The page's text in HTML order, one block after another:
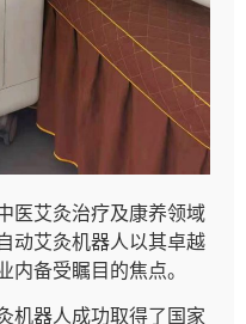
医艾灸治疗及康养领域
动艾灸机器人以其卓越
备受瞩目的焦点。
机器人成功取得了国家